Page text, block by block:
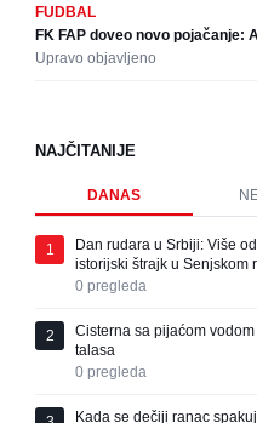
FUDBAL
FK FAP doveo novo pojačanje:
Upravo objavljeno
NAJČITANIJE
DANAS
1
Dan rudara u Srbiji: Više
istorijski štrajk u Senjskom
0 pregleda
2
Cisterna sa pijaćom
talasa
0 pregleda
Kada se dečiji ranac